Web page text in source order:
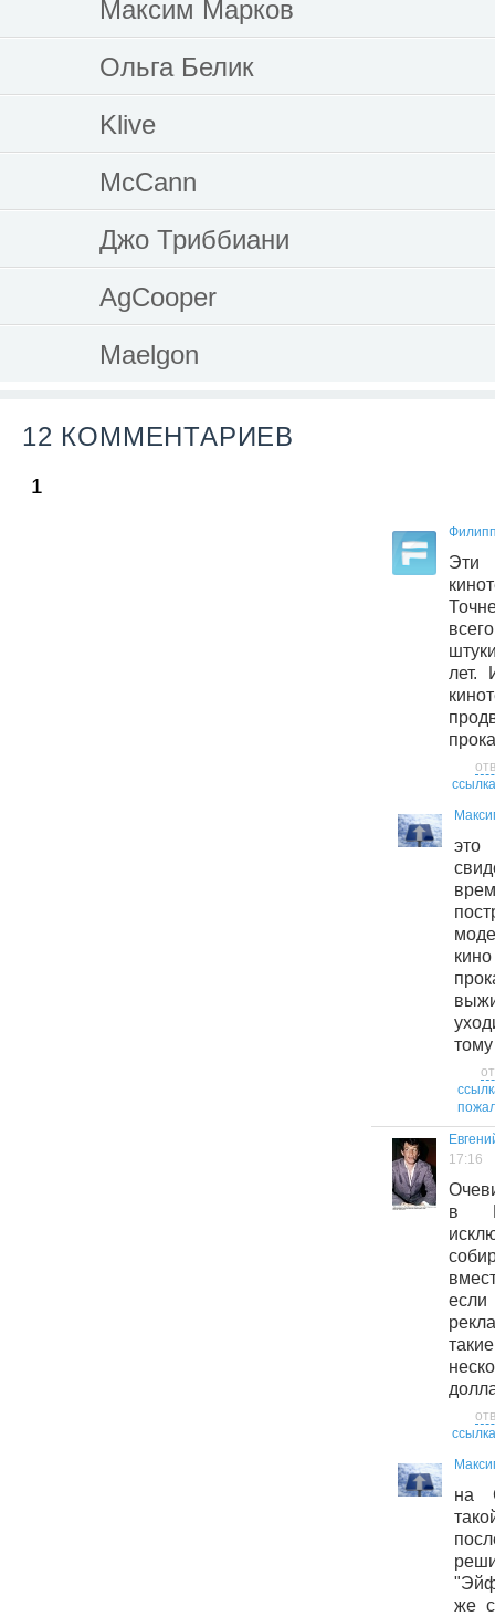
Максим Марков
Ольга Белик
Klive
McCann
Джо Триббиани
AgCooper
Maelgon
12 КОММЕНТАРИЕВ
1
лет.
ссылка
17:16
в
если
ссылка
на
же